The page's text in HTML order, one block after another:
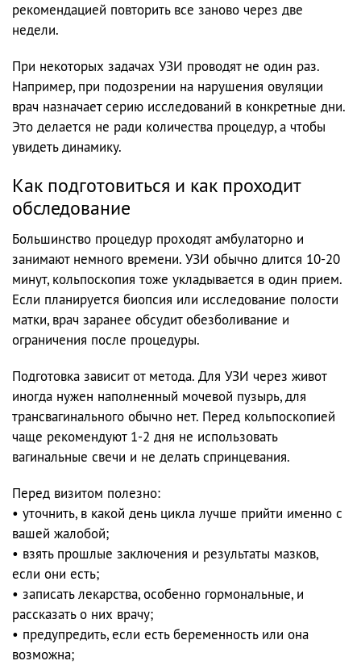
рекомендацией повторить все заново через две
недели.
При некоторых задачах УЗИ проводят не один раз.
Например, при подозрении на нарушения овуляции
врач назначает серию исследований в конкретные дни.
Это делается не ради количества процедур, а чтобы
увидеть динамику.
Как подготовиться и как проходит
обследование
Большинство процедур проходят амбулаторно и
занимают немного времени. УЗИ обычно длится 10-20
минут, кольпоскопия тоже укладывается в один прием.
Если планируется биопсия или исследование полости
матки, врач заранее обсудит обезболивание и
ограничения после процедуры.
Подготовка зависит от метода. Для УЗИ через живот
иногда нужен наполненный мочевой пузырь, для
трансвагинального обычно нет. Перед кольпоскопией
чаще рекомендуют 1-2 дня не использовать
вагинальные свечи и не делать спринцевания.
Перед визитом полезно:
• уточнить, в какой день цикла лучше прийти именно с
вашей жалобой;
• взять прошлые заключения и результаты мазков,
если они есть;
• записать лекарства, особенно гормональные, и
рассказать о них врачу;
• предупредить, если есть беременность или она
возможна;